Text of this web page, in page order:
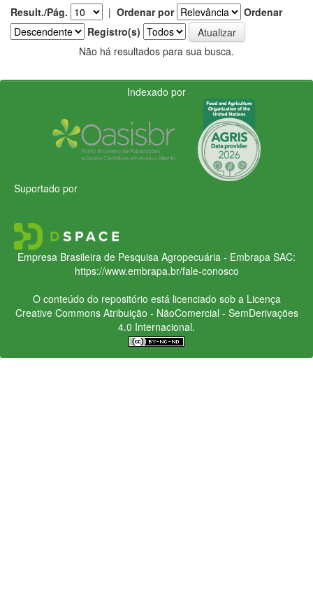
Result./Pág. | Ordenar por
Ordenar
Registro(s)
Não há resultados para sua busca.
Indexado por
Suportado por
Empresa Brasileira de Pesquisa Agropecuária - Embrapa SAC:
https://www.embrapa.br/fale-conosco
O conteúdo do repositório está licenciado sob a Licença
Creative CommonsAtribuição - NãoComercial - SemDerivações
4.0 Internacional.